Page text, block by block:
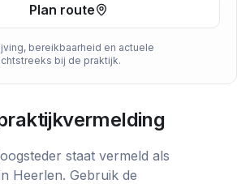
Plan route
bereikbaarheid en actuele
bij de praktijk.
staat vermeld als
Heerlen. Gebruik de